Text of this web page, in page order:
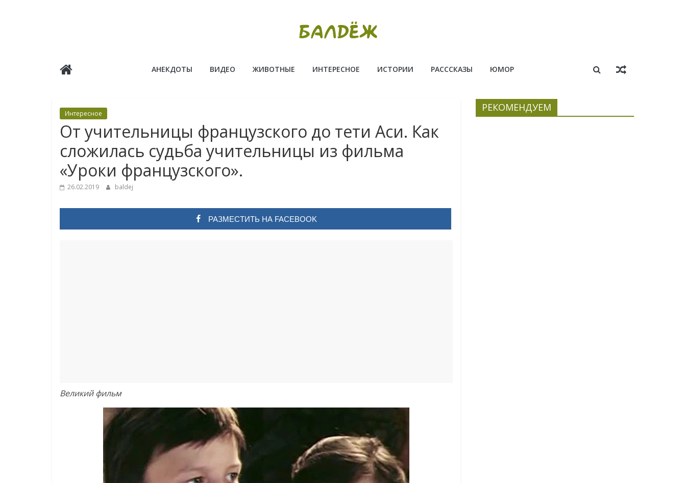
Балдёж АНЕКДОТЫ ВИДЕО ЖИВОТНЫЕ ИНТЕРЕСНОЕ ИСТОРИИ РАСССКАЗЫ ЮМОР
Интересное
От учительницы французского до тети Аси. Как
сложилась судьба учительницы из фильма
«Уроки французского».
26.02.2019 baldej
РАЗМЕСТИТЬ НА FACEBOOK
Великий фильм
РЕКОМЕНДУЕМ